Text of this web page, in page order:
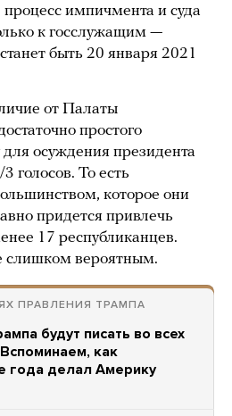
импичмента и суда
к госслужащим —
быть 20 января 2021
от Палаты
простого
осуждения президента
голосов. То есть
которое они
придется привлечь
17 республиканцев.
слишком вероятным.
ПРАВЛЕНИЯ ТРАМПА
будут писать во всех
как
года делал Америку